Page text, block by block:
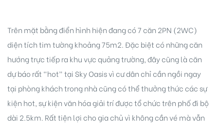
Trên mặt bằng điển hình hiện đang có 7 căn 2PN (2WC)
diện tích tim tường khoảng 75m2. Đặc biệt có những căn
hướng trực tiếp ra khu vực quảng trường, đây cũng là căn
dự báo rất “hot” tại Sky Oasis vì cư dân chỉ cần ngồi ngay
tại phòng khách trong nhà cũng có thể thưởng thức các sự
kiện hot, sự kiện văn hóa giải trí được tổ chức trên phố đi bộ
dài 2.5km. Rất tiện lợi cho gia chủ vì không cần vé mà vẫn